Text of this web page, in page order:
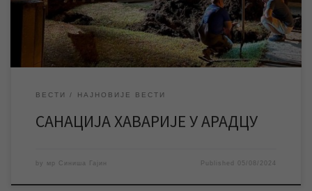
мрежи у Арадцу, због чега је ово насељено место од 22 […]
ВЕСТИ НАЈНОВИЈЕ ВЕСТИ
САНАЦИЈА ХАВАРИЈЕ У АРАДЦУ
by мр Синиша Гајин Published 05/08/2024